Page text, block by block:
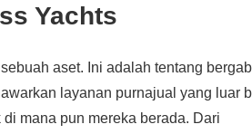
Yachts
aset. Ini adalah tentang
layanan purnajual yang luar
mana pun mereka berada. Dari